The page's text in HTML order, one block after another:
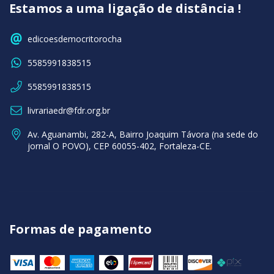
Estamos a uma ligação de distância !
edicoesdemocritorocha
5585991838515
5585991838515
livrariaedr@fdr.org.br
Av. Aguanambi, 282-A, Bairro Joaquim Távora (na sede do
jornal O POVO), CEP 60055-402, Fortaleza-CE.
Formas de pagamento